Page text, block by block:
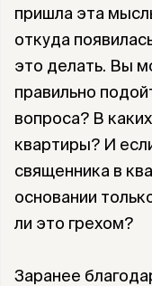
пришла эта
откуда
это делать. Вы
правильно
вопроса? В
квартиры? И
священника в
основании
ли это грехом?
Заранее